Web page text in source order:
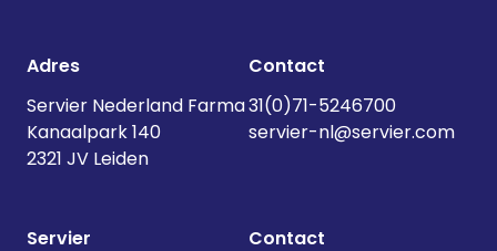
Adres
Servier Nederland Farma
Kanaalpark 140
2321 JV Leiden
Contact
31(0)71-5246700
servier-nl@servier.com
Servier
Contact